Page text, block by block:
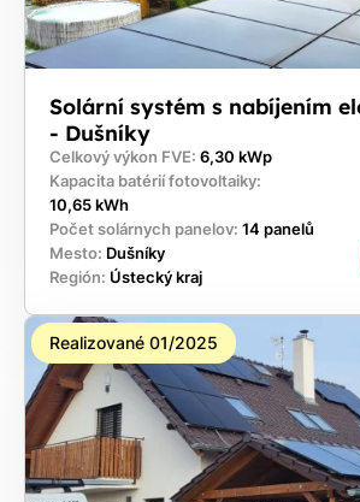
Solární systém s nabíjením
- Dušníky
Celkový výkon FVE: 6,30 kWp
Kapacita batérií fotovoltaiky:
10,65 kWh
Počet solárnych panelov: 14 panelů
Mesto: Dušníky
Región: Ústecký kraj
Realizované 01/2025